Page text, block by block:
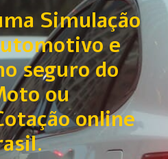
Simulação
e
seguro do
ou
online